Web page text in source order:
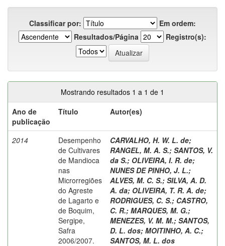
Classificar por:
Em ordem:
Resultados/Página
Registro(s):
Mostrando resultados 1 a 1 de 1
Ano de
publicação
Título Autor(es)
2014
Desempenho
de Cultivares
de Mandioca
nas
Microrregiões
do Agreste
de Lagarto e
de Boquim,
Sergipe,
Safra
2006/2007.
CARVALHO, H. W. L. de;
RANGEL, M. A. S.; SANTOS, V.
da S.; OLIVEIRA, I. R. de;
NUNES DE PINHO, J. L.;
ALVES, M. C. S.; SILVA, A. D.
A. da; OLIVEIRA, T. R. A. de;
RODRIGUES, C. S.; CASTRO,
C. R.; MARQUES, M. G.;
MENEZES, V. M. M.; SANTOS,
D. L. dos; MOITINHO, A. C.;
SANTOS, M. L. dos